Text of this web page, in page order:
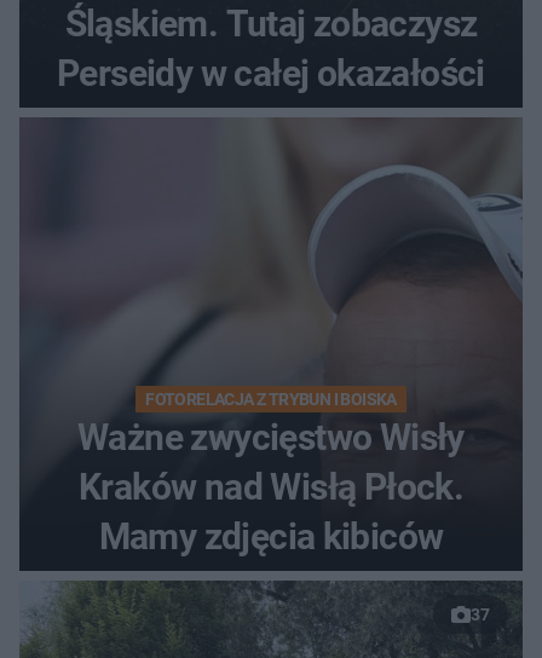
Śląskiem. Tutaj zobaczysz
Perseidy w całej okazałości
FOTORELACJA Z TRYBUN I BOISKA
Ważne zwycięstwo Wisły
Kraków nad Wisłą Płock.
Mamy zdjęcia kibiców
37